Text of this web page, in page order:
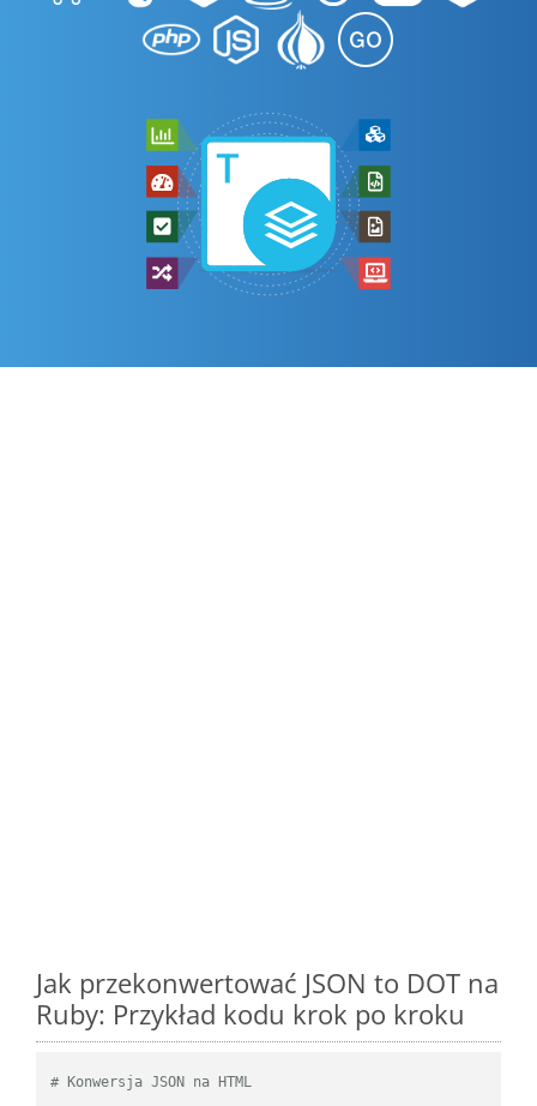
Jak przekonwertować JSON to DOT na
Ruby: Przykład kodu krok po kroku
# Konwersja JSON na HTML